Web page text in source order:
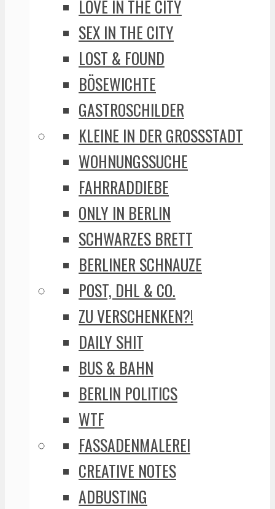
LOVE IN THE CITY
SEX IN THE CITY
LOST & FOUND
BÖSEWICHTE
GASTROSCHILDER
KLEINE IN DER GROSSSTADT
WOHNUNGSSUCHE
FAHRRADDIEBE
ONLY IN BERLIN
SCHWARZES BRETT
BERLINER SCHNAUZE
POST, DHL & CO.
ZU VERSCHENKEN?!
DAILY SHIT
BUS & BAHN
BERLIN POLITICS
WTF
FASSADENMALEREI
CREATIVE NOTES
ADBUSTING